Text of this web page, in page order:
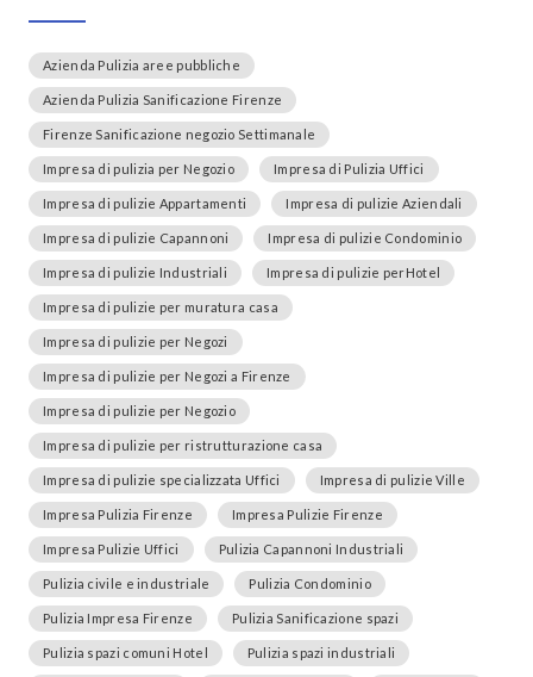
Azienda Pulizia aree pubbliche
Azienda Pulizia Sanificazione Firenze
Firenze Sanificazione negozio Settimanale
Impresa di pulizia per Negozio Impresa di Pulizia Uffici
Impresa di pulizie Appartamenti Impresa di pulizie Aziendali
Impresa di pulizie Capannoni Impresa di pulizie Condominio
Impresa di pulizie Industriali Impresa di pulizie perHotel
Impresa di pulizie per muratura casa
Impresa di pulizie per Negozi
Impresa di pulizie per Negozi a Firenze
Impresa di pulizie per Negozio
Impresa di pulizie per ristrutturazione casa
Impresa di pulizie specializzata Uffici Impresa di pulizie Ville
Impresa Pulizia Firenze Impresa Pulizie Firenze
Impresa Pulizie Uffici Pulizia Capannoni Industriali
Pulizia civile e industriale Pulizia Condominio
Pulizia Impresa Firenze Pulizia Sanificazione spazi
Pulizia spazi comuni Hotel Pulizia spazi industriali